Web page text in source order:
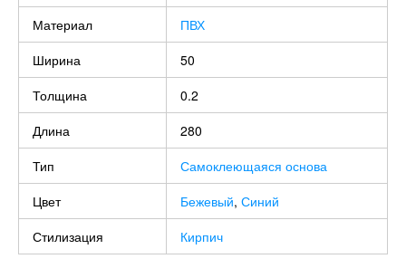
Материал
ПВХ
Ширина
50
Толщина
0.2
Длина
280
Тип
Самоклеющаяся основа
Цвет
Бежевый, Синий
Стилизация
Кирпич